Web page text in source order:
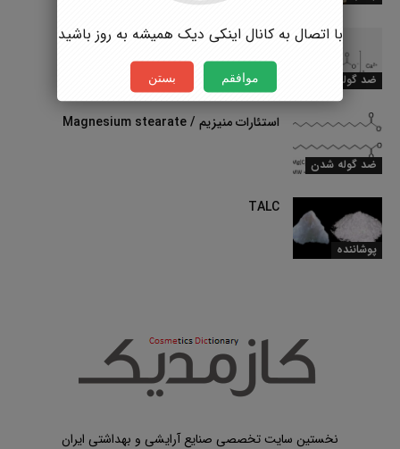
ضد گوله شدن
استئارات کلسیم / Calcium stearate
ضد گوله شدن
استئارات منیزیم / Magnesium stearate
پوشاننده
TALC
نخستین سایت تخصصی صنایع آرایشی و بهداشتی ایران
با اتصال به کانال اینکی دیک همیشه به روز باشید
موافقم بستن